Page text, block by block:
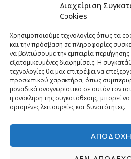
Διαχείριση
Cookies
Χρησιμοποιούμε τεχνολογίες όπως τα
και την πρόσβαση σε πληροφορίες
να βελτιώσουμε την εμπειρία
εξατομικευμένες διαφημίσεις. Η
τεχνολογίες θα μας επιτρέψει να
προσωπικού χαρακτήρα, όπως
μοναδικά αναγνωριστικά σε αυτόν τον
η ανάκληση της συγκατάθεσης, μπορεί
ορισμένες λειτουργίες και δυνατότητες.
ΑΠΟΔΟΧΉ